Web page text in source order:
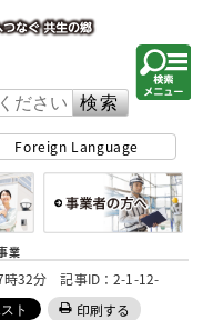
Foreign Language
業
時32分 記事ID：2-1-12-
印刷する